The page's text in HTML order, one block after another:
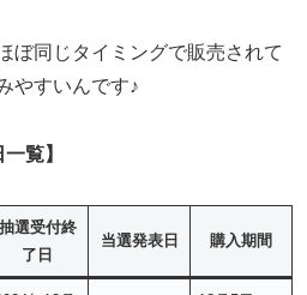
ぼ同じタイミングで販売されて
やすいんです♪
覧】
抽選受付終
了日
当選発表日 購入期間